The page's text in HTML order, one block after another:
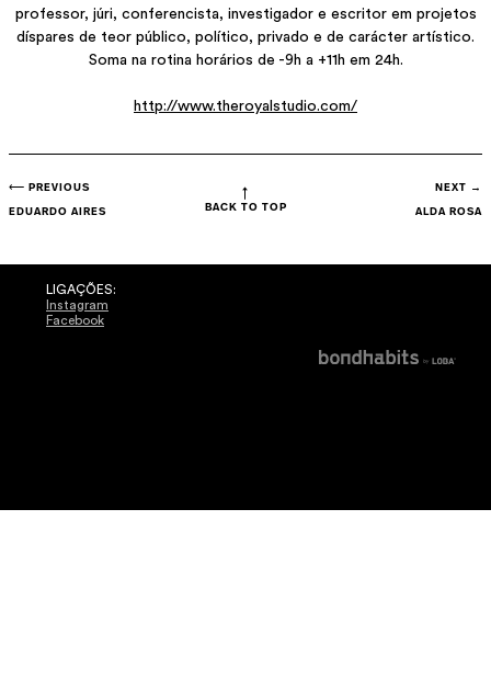
professor, júri, conferencista, investigador e escritor em projetos
díspares de teor público, político, privado e de carácter artístico.
Soma na rotina horários de -9h a +11h em 24h.
http://www.theroyalstudio.com/
⟵ PREVIOUS
EDUARDO AIRES
↑
BACK TO TOP
NEXT →
ALDA ROSA
LIGAÇÕES:
Instagram
Facebook